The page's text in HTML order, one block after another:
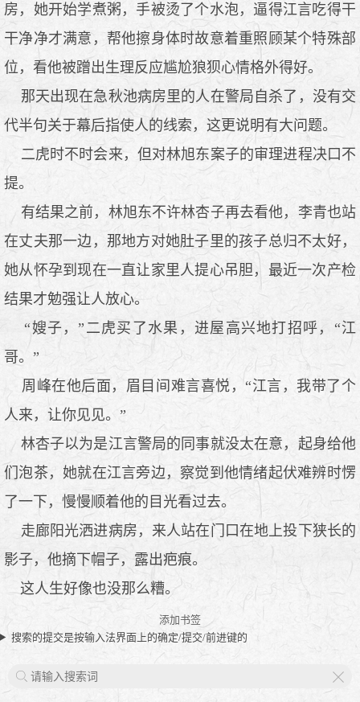
房，她开始学煮粥，手被烫了个水泡，逼得江言吃得干
干净净才满意，帮他擦身体时故意着重照顾某个特殊部
位，看他被蹭出生理反应尴尬狼狈心情格外得好。
那天出现在急秋池病房里的人在警局自杀了，没有交
代半句关于幕后指使人的线索，这更说明有大问题。
二虎时不时会来，但对林旭东案子的审理进程决口不
提。
有结果之前，林旭东不许林杏子再去看他，李青也站
在丈夫那一边，那地方对她肚子里的孩子总归不太好，
她从怀孕到现在一直让家里人提心吊胆，最近一次产检
结果才勉强让人放心。
“嫂子，”二虎买了水果，进屋高兴地打招呼，“江
哥。”
周峰在他后面，眉目间难言喜悦，“江言，我带了个
人来，让你见见。”
林杏子以为是江言警局的同事就没太在意，起身给他
们泡茶，她就在江言旁边，察觉到他情绪起伏难辨时愣
了一下，慢慢顺着他的目光看过去。
走廊阳光洒进病房，来人站在门口在地上投下狭长的
影子，他摘下帽子，露出疤痕。
这人生好像也没那么糟。
添加书签
搜索的提交是按输入法界面上的确定/提交/前进键的